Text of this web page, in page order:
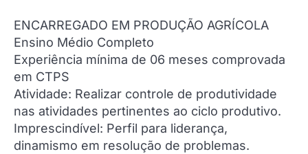
ENCARREGADO EM PRODUÇÃO AGRÍCOLA
Ensino Médio Completo
Experiência mínima de 06 meses comprovada
em CTPS
Atividade: Realizar controle de produtividade
nas atividades pertinentes ao ciclo produtivo.
Imprescindível: Perfil para liderança,
dinamismo em resolução de problemas.